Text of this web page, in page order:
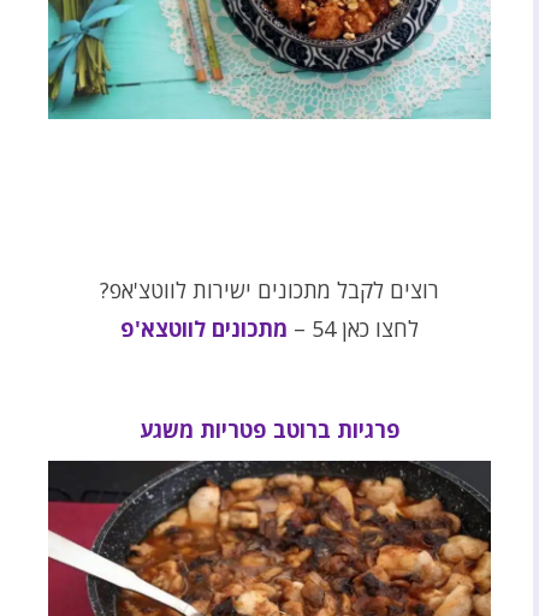
רוצים לקבל מתכונים ישירות לווטצ'אפ?
לחצו כאן 54 –
מתכונים לווטצא'פ
פרגיות ברוטב פטריות משגע